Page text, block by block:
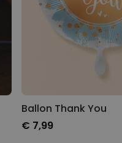
Ballon Thank You
€ 7,99